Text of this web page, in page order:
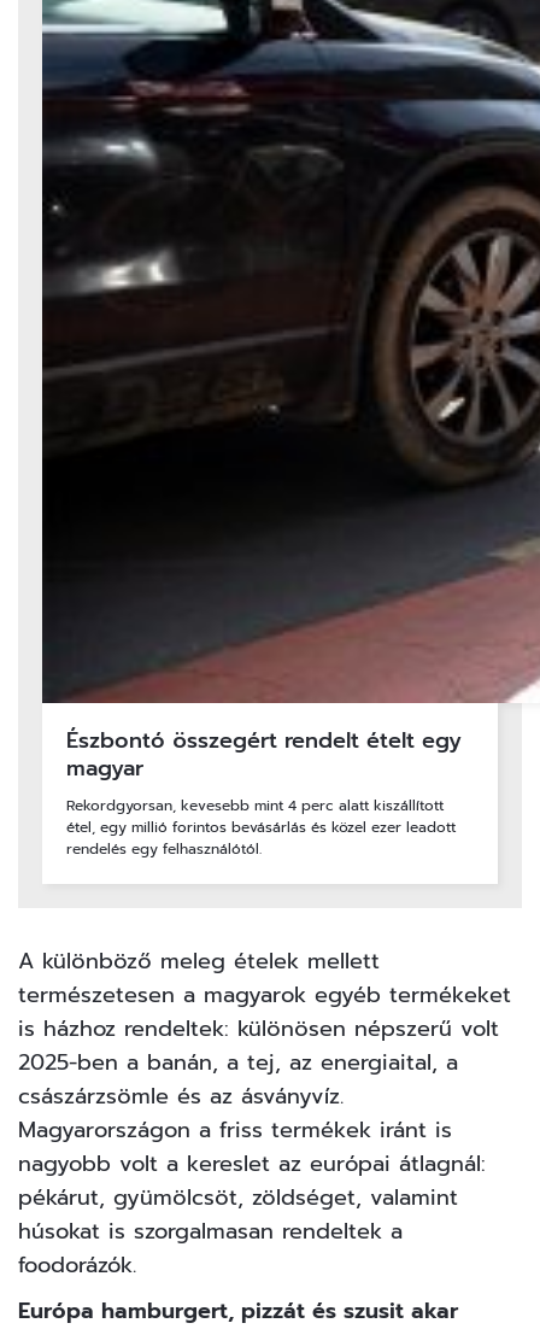
Észbontó összegért rendelt ételt egy
magyar
Rekordgyorsan, kevesebb mint 4 perc alatt kiszállított
étel, egy millió forintos bevásárlás és közel ezer leadott
rendelés egy felhasználótól.
A különböző meleg ételek mellett
természetesen a magyarok egyéb termékeket
is házhoz rendeltek: különösen népszerű volt
2025-ben a banán, a tej, az energiaital, a
császárzsömle és az ásványvíz.
Magyarországon a friss termékek iránt is
nagyobb volt a kereslet az európai átlagnál:
pékárut, gyümölcsöt, zöldséget, valamint
húsokat is szorgalmasan rendeltek a
foodorázók.
Európa hamburgert, pizzát és szusit akar